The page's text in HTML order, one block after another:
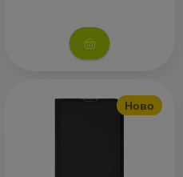
Ново